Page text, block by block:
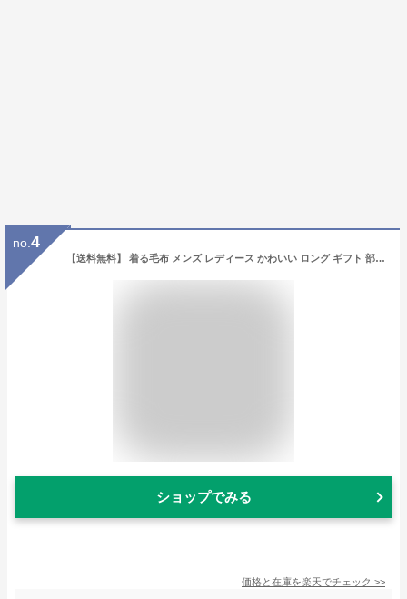
no. 4
【送料無料】 着る毛布 メンズ レディース かわいい ロング ギフト 部屋着 23aw 超 暖かい 裏起毛 防寒 ルボア ふわふわ 誕生日 北欧 おしゃれ かわいい プレゼント ギフト対応 ラッピング 贈り物 ルームウェア プチギフト プレゼント ギフト
ショップでみる
価格と在庫を楽天でチェック >>